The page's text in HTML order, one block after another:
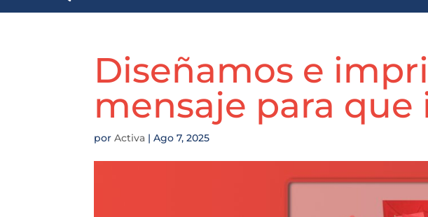
Diseñamos e
mensaje para
porActiva |Ago 7, 2025